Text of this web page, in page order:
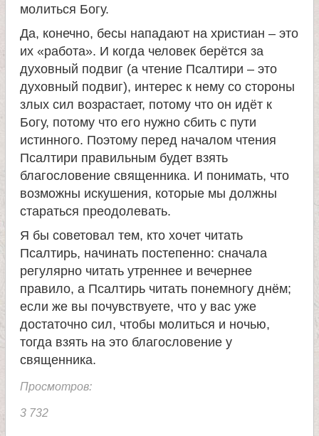
л
и
л
я
П
а
н
е
молиться Богу.
Да, конечно, бесы нападают на христиан – это
их «работа». И когда человек берётся за
духовный подвиг (а чтение Псалтири – это
духовный подвиг), интерес к нему со стороны
злых сил возрастает, потому что он идёт к
Богу, потому что его нужно сбить с пути
истинного. Поэтому перед началом чтения
Псалтири правильным будет взять
благословение священника. И понимать, что
возможны искушения, которые мы должны
стараться преодолевать.
Я бы советовал тем, кто хочет читать
Псалтирь, начинать постепенно: сначала
регулярно читать утреннее и вечернее
правило, а Псалтирь читать понемногу днём;
если же вы почувствуете, что у вас уже
достаточно сил, чтобы молиться и ночью,
тогда взять на это благословение у
священника.
Просмотров:
3 732